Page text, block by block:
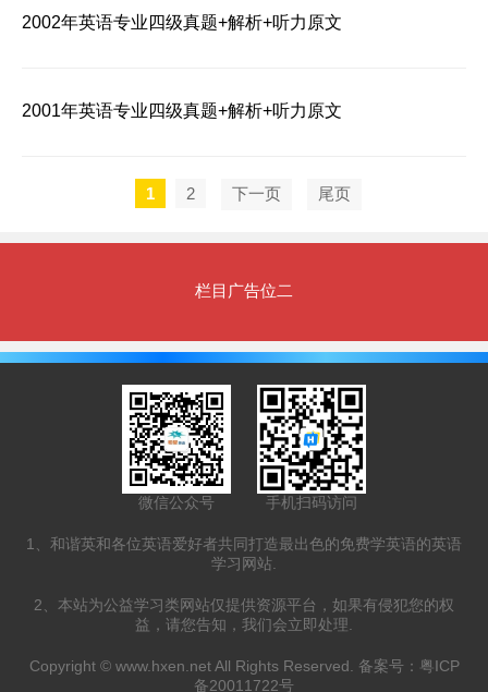
2002年英语专业四级真题+解析+听力原文
2001年英语专业四级真题+解析+听力原文
1 2 下一页 尾页
栏目广告位二
微信公众号 手机扫码访问
1、和谐英和各位英语爱好者共同打造最出色的免费学英语的英语
学习网站.
2、本站为公益学习类网站仅提供资源平台，如果有侵犯您的权
益，请您告知，我们会立即处理.
Copyright © www.hxen.netAll Rights Reserved. 备案号： 粤ICP
备20011722号